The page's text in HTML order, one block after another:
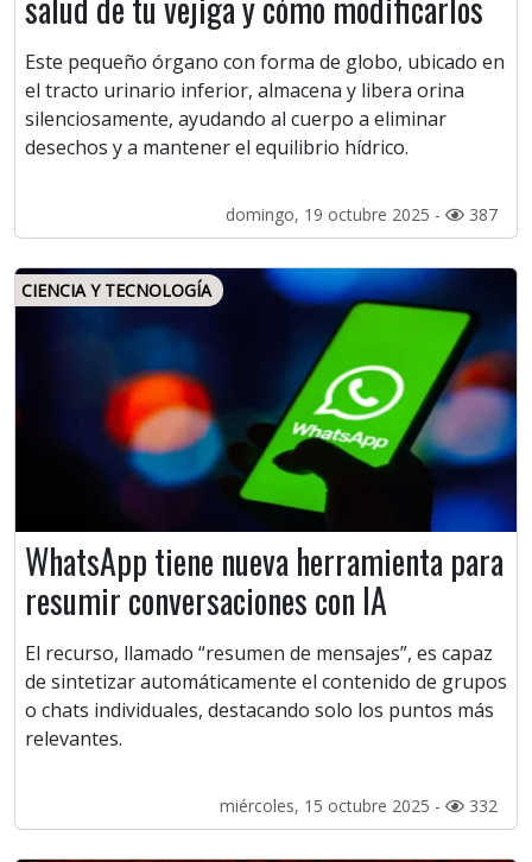
Este pequeño órgano con forma de globo, ubicado en
el tracto urinario inferior, almacena y libera orina
silenciosamente, ayudando al cuerpo a eliminar
desechos y a mantener el equilibrio hídrico.
domingo, 19 octubre 2025 - 387
CIENCIA Y TECNOLOGÍA
WhatsApp tiene nueva herramienta para
resumir conversaciones con IA
El recurso, llamado “resumen de mensajes”, es capaz
de sintetizar automáticamente el contenido de grupos
o chats individuales, destacando solo los puntos más
relevantes.
miércoles, 15 octubre 2025 - 332